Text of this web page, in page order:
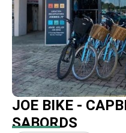
JOE BIKE -
SABORDS